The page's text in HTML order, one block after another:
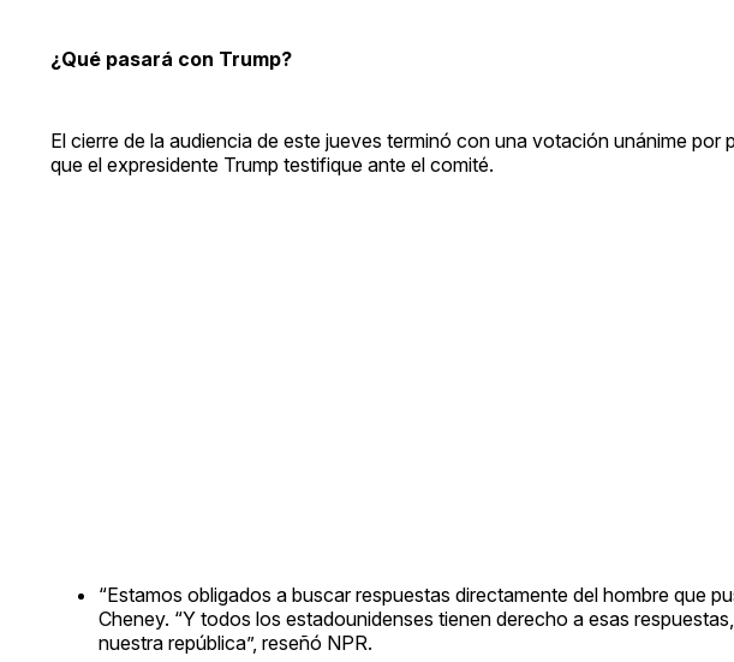
¿Qué pasará con Trump?
El cierre de la audiencia de este jueves terminó con una votación unánime
que el expresidente Trump testifique ante el comité.
“Estamos obligados a buscar respuestas directamente del hombre que
Cheney. “Y todos los estadounidenses tienen derecho a esas
nuestra república”, reseñó NPR.